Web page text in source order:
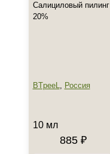
Салициловый пилинг
20%
BTpeeL, Россия
10 мл
885 ₽